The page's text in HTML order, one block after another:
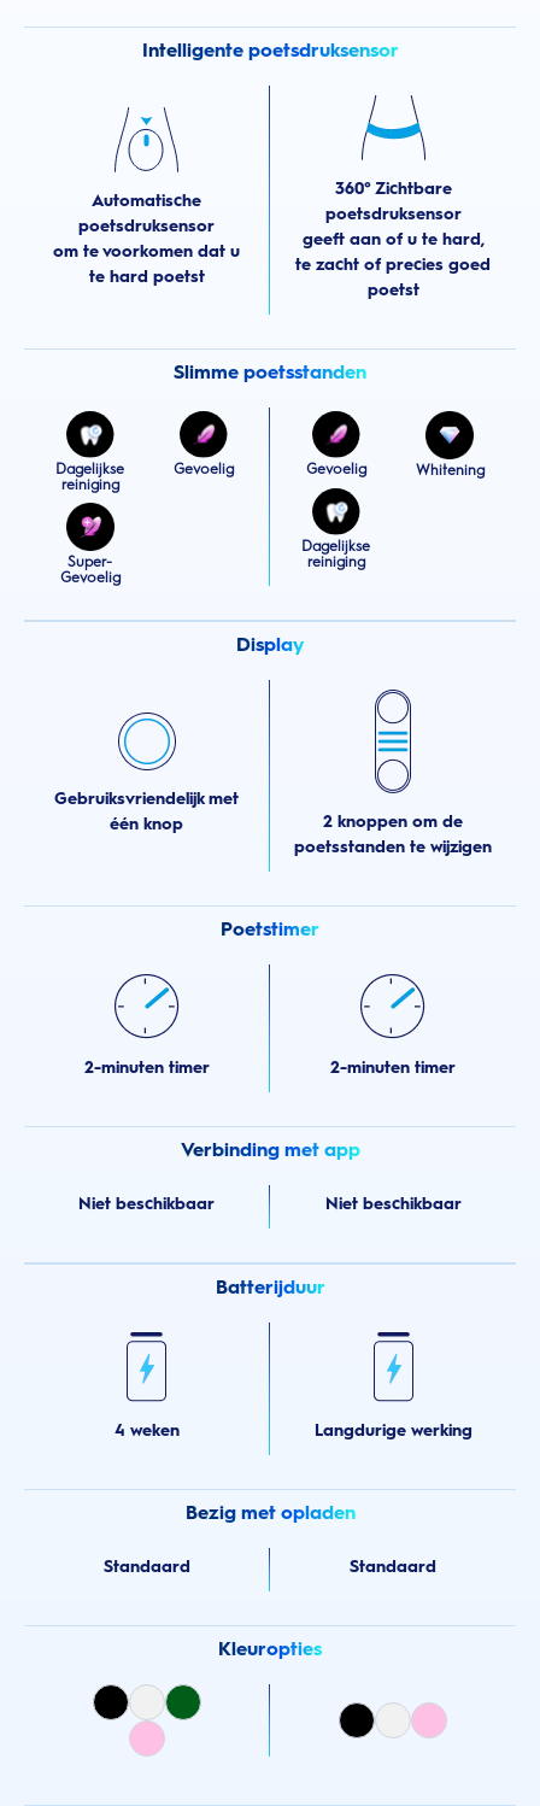
Intelligente poetsdruksensor
Automatische
poetsdruksensor
om te voorkomen dat u
te hard poetst
360° Zichtbare
poetsdruksensor
geeft aan of u te hard,
te zacht of precies goed
poetst
Slimme poetsstanden
Dagelijkse
reiniging
Gevoelig
Super-
Gevoelig
Gevoelig Whitening
Dagelijkse
reiniging
Display
Gebruiksvriendelijk met
één knop
2 knoppen om de
poetsstanden te wijzigen
Poetstimer
2-minuten timer 2-minuten timer
Verbinding met app
Niet beschikbaar Niet beschikbaar
Batterijduur
4 weken Langdurige werking
Bezig met opladen
Standaard Standaard
Kleuropties